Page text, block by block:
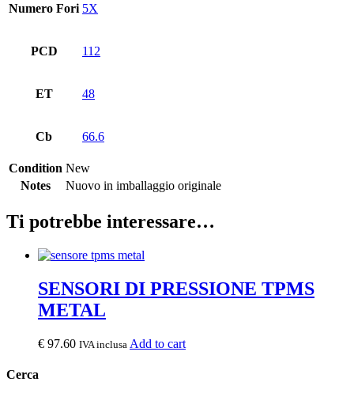
Numero Fori 5X
PCD 112
ET 48
Cb 66.6
Condition New
Notes
Nuovo in imballaggio originale
Ti potrebbe interessare…
SENSORI DI PRESSIONE TPMS
METAL
€ 97.60 IVA inclusa Add to cart
Cerca